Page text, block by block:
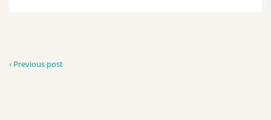
‹ Previous post